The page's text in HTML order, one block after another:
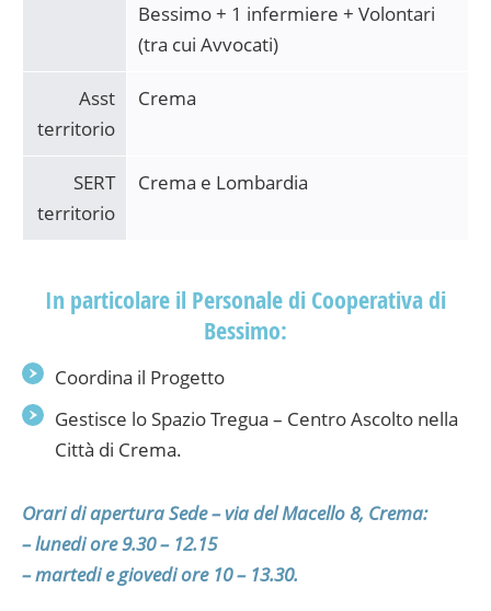
Bessimo + 1 infermiere + Volontari
(tra cui Avvocati)
Asst
territorio
Crema
SERT
territorio
Crema e Lombardia
In particolare il Personale di Cooperativa di
Bessimo:
Coordina il Progetto
Gestisce lo Spazio Tregua – Centro Ascolto nella
Città di Crema.
Orari di apertura Sede – via del Macello 8, Crema:
– lunedi ore 9.30 – 12.15
– martedi e giovedi ore 10 – 13.30.